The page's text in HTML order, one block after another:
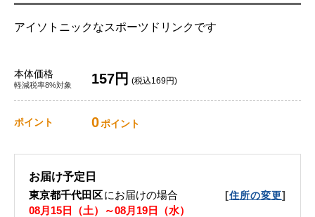
アイソトニックなスポーツドリンクです
本体価格
軽減税率8%対象 157円 (税込169円)
ポイント 0ポイント
お届け予定日
東京都千代田区にお届けの場合 [住所の変更]
08月15日（土）～08月19日（水）